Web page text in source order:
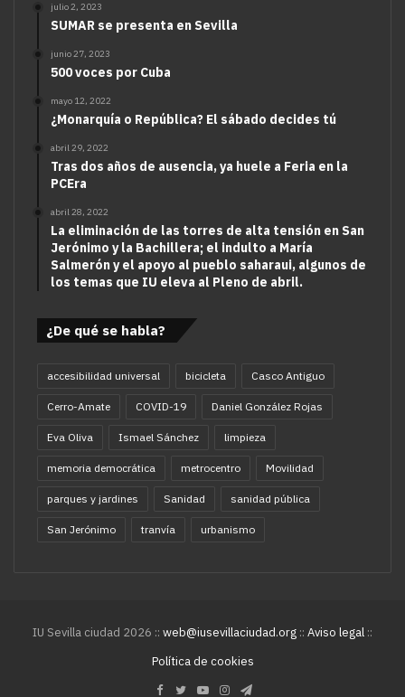
julio 2, 2023
SUMAR se presenta en Sevilla
junio 27, 2023
500 voces por Cuba
mayo 12, 2022
¿Monarquía o República? El sábado decides tú
abril 29, 2022
Tras dos años de ausencia, ya huele a Feria en la
PCEra
abril 28, 2022
La eliminación de las torres de alta tensión en San
Jerónimo y la Bachillera; el indulto a María
Salmerón y el apoyo al pueblo saharaui, algunos de
los temas que IU eleva al Pleno de abril.
¿De qué se habla?
accesibilidad universal bicicleta Casco Antiguo
Cerro-Amate COVID-19 Daniel González Rojas
Eva Oliva Ismael Sánchez limpieza
memoria democrática metrocentro Movilidad
parques y jardines Sanidad sanidad pública
San Jerónimo tranvía urbanismo
IU Sevilla ciudad 2026 :: web@iusevillaciudad.org :: Aviso legal ::
Política de cookies
Facebook
TwitterYouTubeInstagram
Telegram